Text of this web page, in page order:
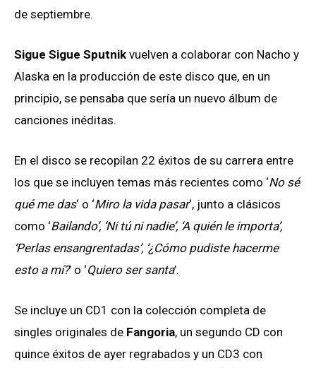
de septiembre.
Sigue Sigue Sputnik vuelven a colaborar con Nacho y
Alaska en la producción de este disco que, en un
principio, se pensaba que sería un nuevo álbum de
canciones inéditas.
En el disco se recopilan 22 éxitos de su carrera entre
los que se incluyen temas más recientes como ‘No sé
qué me das‘ o ‘Miro la vida pasar‘, junto a clásicos
como ‘Bailando’, ‘Ni tú ni nadie’, ‘A quién le importa’,
‘Perlas ensangrentadas’, ‘¿Cómo pudiste hacerme
esto a mí?’ o ‘Quiero ser santa’.
Se incluye un CD1 con la colección completa de
singles originales de Fangoria, un segundo CD con
quince éxitos de ayer regrabados y un CD3 con